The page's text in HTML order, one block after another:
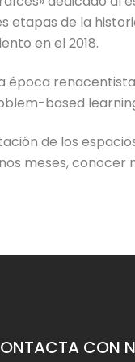
etapas de la
en el 2018.
época
based
de los
meses, conocer
CON